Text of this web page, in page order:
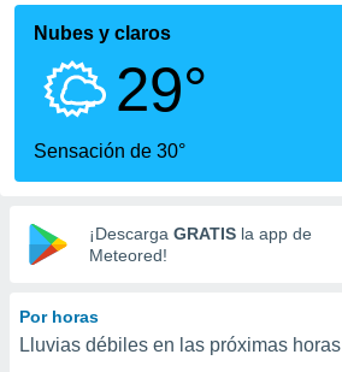
ha
calidad.
a este
las
y
digital
basada
Nubes y claros
29°
Sensación de 30°
¡Descarga GRATIS la app de
Meteored!
Por horas
Lluvias débiles en las próximas horas